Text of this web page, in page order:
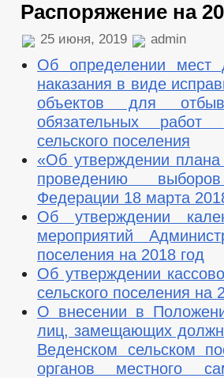
Распоряжение на
25 июня, 2019 admin
Об определении мест
наказания в виде
объектов для
обязательных работ
сельского поселения
«Об утверждении
проведению
Федерации 18 марта
Об утверждении
мероприятий
поселения на 2018 год
Об утверждении
сельского поселения на
О внесении в
лиц, замещающих
Веденском сельском
органов местного